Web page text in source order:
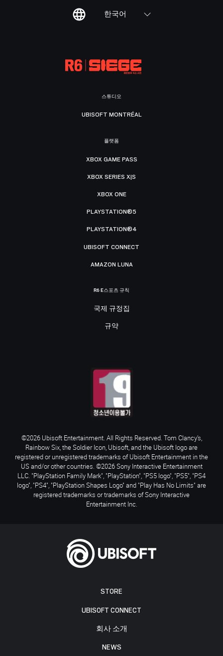
한국어
STORE
UBISOFT CONNECT
회사 소개
NEWS
스튜디오
UBISOFT MONTRÉAL
플랫폼
XBOX GAME PASS
XBOX SERIES X|S
XBOX ONE
PLAYSTATION®5
PLAYSTATION®4
UBISOFT CONNECT
AMAZON LUNA
R6 E스포츠 규칙
국제 규정집
규약
©2026 Ubisoft Entertainment. All Rights Reserved. Tom Clancy’s,
Rainbow Six, the Soldier Icon, Ubisoft, and the Ubisoft logo are
registered or unregistered trademarks of Ubisoft Entertainment in the
US and/or other countries. ©2026 Sony Interactive Entertainment
LLC. "PlayStation Family Mark", "PlayStation", "PS5 logo", "PS5", "PS4
logo", "PS4", "PlayStation Shapes Logo" and "Play Has No Limits" are
registered trademarks or trademarks of Sony Interactive
Entertainment Inc.